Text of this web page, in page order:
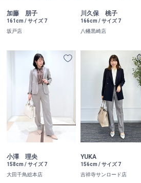
加藤 朋子
161cm / サイズ 7
坂戸店
川久保 桃子
166cm / サイズ 7
八幡黒崎店
小澤 理央
158cm / サイズ 7
大田千鳥総本店
YUKA
156cm / サイズ 7
吉祥寺サンロード店